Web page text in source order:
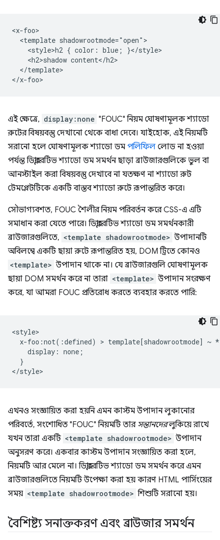
<x-foo>
  <template shadowrootmode="open">
    <style>h2 { color: blue; }</style>
    <h2>shadow content</h2>
  </template>
এই ক্ষেত্রে, display:none "FOUC" নিয়ম ঘোষণামূলক শ্যাডো
রুটের বিষয়বস্তু দেখানো থেকে বাধা দেবে। যাইহোক, এই নিয়মটি
সরানো হলে ঘোষণামূলক শ্যাডো ডম পলিফিল লোড না হওয়া
পর্যন্ত ডিক্লারেটিভ শ্যাডো ডম সমর্থন ছাড়া ব্রাউজারগুলিকে ভুল বা
আনস্টাইল করা বিষয়বস্তু দেখাবে না যতক্ষণ না শ্যাডো রুট
টেমপ্লেটটিকে একটি বাস্তব শ্যাডো রুটে রূপান্তরিত করে।
সৌভাগ্যবশত, FOUC শৈলীর নিয়ম পরিবর্তন করে CSS-এ এটি
সমাধান করা যেতে পারে। ডিক্লারেটিভ শ্যাডো ডম সমর্থনকারী
ব্রাউজারগুলিতে, <template shadowrootmode> উপাদানটি
অবিলম্বে একটি ছায়া রুটে রূপান্তরিত হয়, DOM ট্রিতে কোনও
<template> উপাদান থাকে না। যে ব্রাউজারগুলি ঘোষণামূলক
ছায়া DOM সমর্থন করে না তারা <template> উপাদান সংরক্ষণ
করে, যা আমরা FOUC প্রতিরোধ করতে ব্যবহার করতে পারি:
<style>
x-foo:not(:defined) > template[shadowrootmode] ~
    display: none;
  }
এখনও সংজ্ঞায়িত করা হয়নি এমন কাস্টম উপাদান লুকানোর
পরিবর্তে, সংশোধিত "FOUC" নিয়মটি তার সন্তানদেরলুকিয়ে রাখে
যখন তারা একটি <template shadowrootmode> উপাদান
অনুসরণ করে। একবার কাস্টম উপাদান সংজ্ঞায়িত করা হলে,
নিয়মটি আর মেলে না। ডিক্লারেটিভ শ্যাডো ডম সমর্থন করে এমন
ব্রাউজারগুলিতে নিয়মটি উপেক্ষা করা হয় কারণ HTML পার্সিংয়ের
সময় <template shadowrootmode> শিশুটি সরানো হয়।
বৈশিষ্ট্য সনাক্তকরণ এবং ব্রাউজার সমর্থন